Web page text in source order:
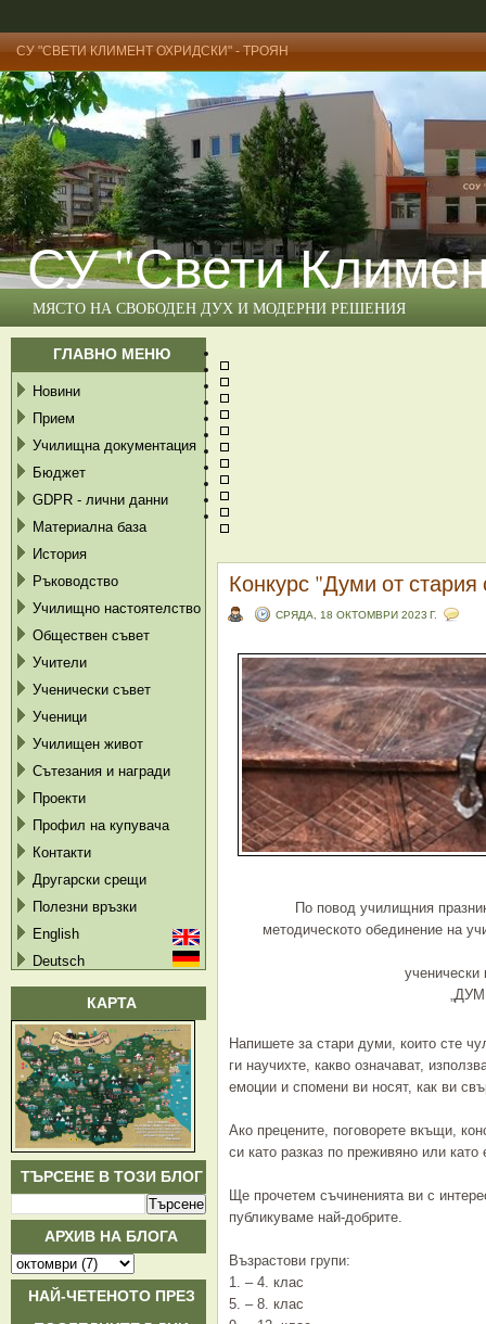
СУ "СВЕТИ КЛИМЕНТ ОХРИДСКИ" - ТРОЯН
СУ "Свети
МЯСТО НА СВОБОДЕН ДУХ И МОДЕРНИ РЕШЕНИЯ
ГЛАВНО МЕНЮ
Новини
Прием
Училищна документация
Бюджет
GDPR - лични данни
Материална база
История
Ръководство
Училищно настоятелство
Обществен съвет
Учители
Ученически съвет
Ученици
Училищен живот
Сътезания и награди
Проекти
Профил на купувача
Контакти
Другарски срещи
Полезни връзки
English
Deutsch
КАРТА
ТЪРСЕНЕ В ТОЗИ БЛОГ
АРХИВ НА БЛОГА
НАЙ-ЧЕТЕНОТО ПРЕЗ
Конкурс "Думи от стария
СРЯДА, 18 ОКТОМВРИ 2023 Г.
По повод училищния
методическото обединение на
ученически
Напишете за стари думи, които сте
ги научихте, какво означават,
емоции и спомени ви носят, как ви
Ако прецените, поговорете вкъщи,
си като разказ по преживяно или като
Ще прочетем съчиненията ви с
публикуваме най-добрите.
Възрастови групи:
1. – 4. клас
5. – 8. клас